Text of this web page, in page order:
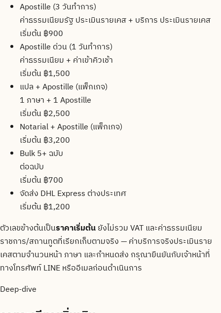
Apostille (3 วันทำการ)
ค่าธรรมเนียมรัฐ ประเมินรายเคส + บริการ ประเมินรายเคส
เริ่มต้น ฿900
Apostille ด่วน (1 วันทำการ)
ค่าธรรมเนียม + ค่าเข้าคิวเช้า
เริ่มต้น ฿1,500
แปล + Apostille (แพ็กเกจ)
1 ภาษา + 1 Apostille
เริ่มต้น ฿2,500
Notarial + Apostille (แพ็กเกจ)
เริ่มต้น ฿3,200
Bulk 5+ ฉบับ
ต่อฉบับ
เริ่มต้น ฿700
จัดส่ง DHL Express ต่างประเทศ
เริ่มต้น ฿1,200
ตัวเลขข้างต้นเป็นราคาเริ่มต้นยังไม่รวม VAT และค่าธรรมเนียม
ราชการ/สถานทูตที่เรียกเก็บตามจริง — ค่าบริการจริงประเมินราย
เคสตามจำนวนหน้า ภาษา และกำหนดส่ง กรุณายืนยันกับเจ้าหน้าที่
ทางโทรศัพท์ LINE หรืออีเมลก่อนดำเนินการ
Deep-dive